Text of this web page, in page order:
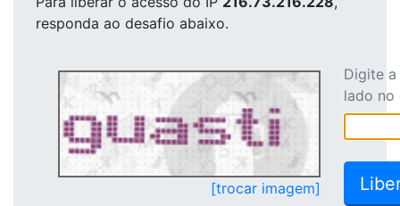
responda ao desafio abaixo.
[trocar imagem]
Digite
lado no